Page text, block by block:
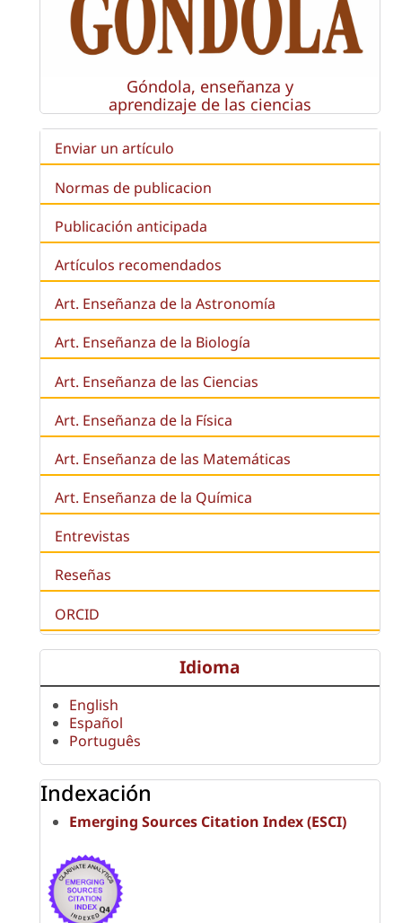
Góndola, enseñanza y
aprendizaje de las ciencias
Enviar un artículo
Normas de publicacion
Publicación anticipada
Artículos recomendados
Art. Enseñanza de la Astronomía
Art. Enseñanza de la Biología
Art. Enseñanza de las Ciencias
Art. Enseñanza de la Física
Art. Enseñanza de las Matemáticas
Art. Enseñanza de la Química
Entrevistas
Reseñas
ORCID
Idioma
English
Español
Português
Indexación
Emerging Sources Citation Index (ESCI)